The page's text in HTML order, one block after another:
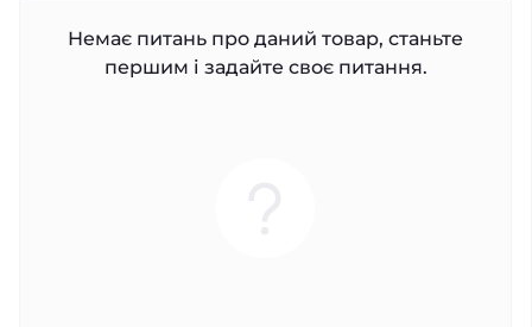
Немає питань про даний товар, станьте
першим і задайте своє питання.